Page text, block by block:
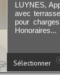
LUYNES,
avec
pour
Honoraires...
Sélectionner